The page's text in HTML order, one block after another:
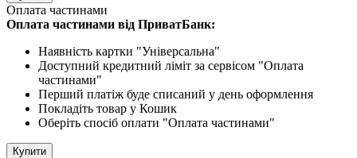
Оплата частинами
Оплата частинами від ПриватБанк:
Наявність картки "Універсальна"
Доступний кредитний ліміт за сервісом "Оплата
частинами"
Перший платіж буде списаний у день оформлення
Покладіть товар у Кошик
Оберіть спосіб оплати "Оплата частинами"
Купити